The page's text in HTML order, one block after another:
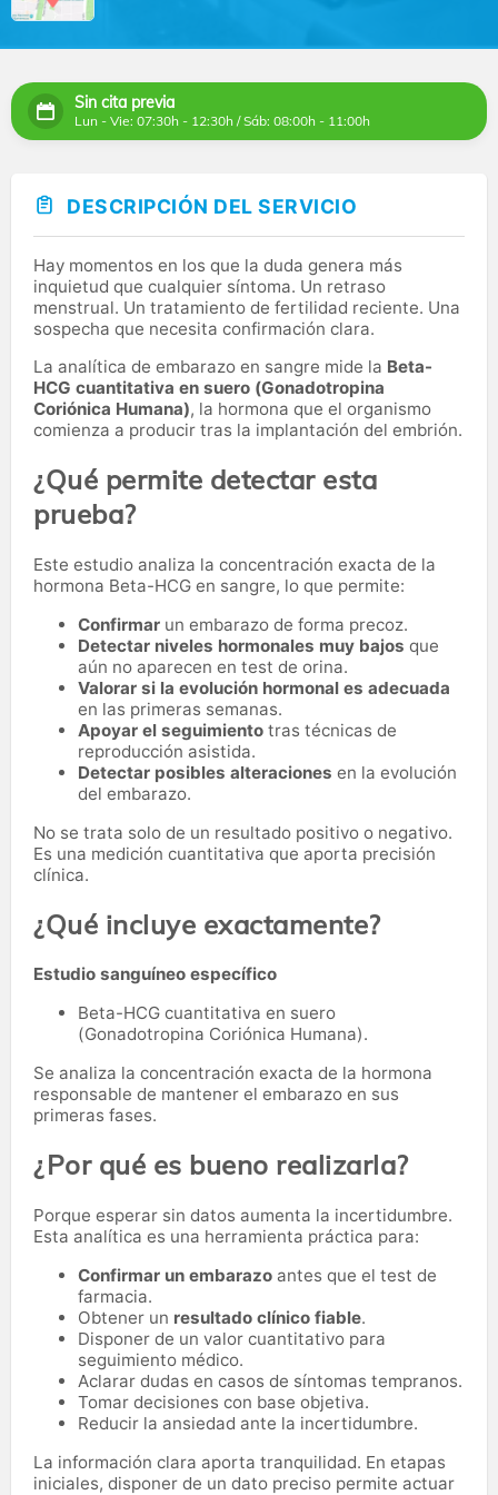
Sin cita previa
Lun - Vie: 07:30h - 12:30h / Sáb: 08:00h - 11:00h
DESCRIPCIÓN DEL SERVICIO
Hay momentos en los que la duda genera más
inquietud que cualquier síntoma. Un retraso
menstrual. Un tratamiento de fertilidad reciente. Una
sospecha que necesita confirmación clara.
La analítica de embarazo en sangre mide la Beta-
HCG cuantitativa en suero (Gonadotropina
Coriónica Humana), la hormona que el organismo
comienza a producir tras la implantación del embrión.
¿Qué permite detectar esta
prueba?
Este estudio analiza la concentración exacta de la
hormona Beta-HCG en sangre, lo que permite:
Confirmar un embarazo de forma precoz.
Detectar niveles hormonales muy bajos que
aún no aparecen en test de orina.
Valorar si la evolución hormonal es adecuada
en las primeras semanas.
Apoyar el seguimiento tras técnicas de
reproducción asistida.
Detectar posibles alteraciones en la evolución
del embarazo.
No se trata solo de un resultado positivo o negativo.
Es una medición cuantitativa que aporta precisión
clínica.
¿Qué incluye exactamente?
Estudio sanguíneo específico
Beta-HCG cuantitativa en suero
(Gonadotropina Coriónica Humana).
Se analiza la concentración exacta de la hormona
responsable de mantener el embarazo en sus
primeras fases.
¿Por qué es bueno realizarla?
Porque esperar sin datos aumenta la incertidumbre.
Esta analítica es una herramienta práctica para:
Confirmar un embarazo antes que el test de
farmacia.
Obtener un resultado clínico fiable.
Disponer de un valor cuantitativo para
seguimiento médico.
Aclarar dudas en casos de síntomas tempranos.
Tomar decisiones con base objetiva.
Reducir la ansiedad ante la incertidumbre.
La información clara aporta tranquilidad. En etapas
iniciales, disponer de un dato preciso permite actuar